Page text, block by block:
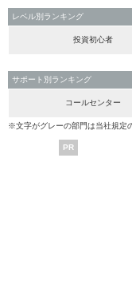
レベル別ランキング
投資初心者
サポート別ランキング
コールセンター
※文字がグレーの部門は当社規定
PR